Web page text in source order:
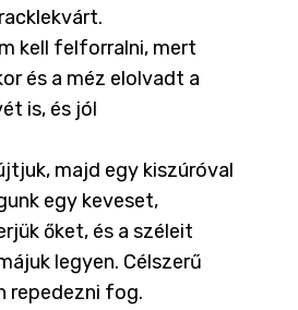
kell felforralni, mert
és a méz elolvadt a
is, és jól
majd egy kiszúróval
egy keveset,
őket, és a széleit
legyen. Célszerű
repedezni fog.